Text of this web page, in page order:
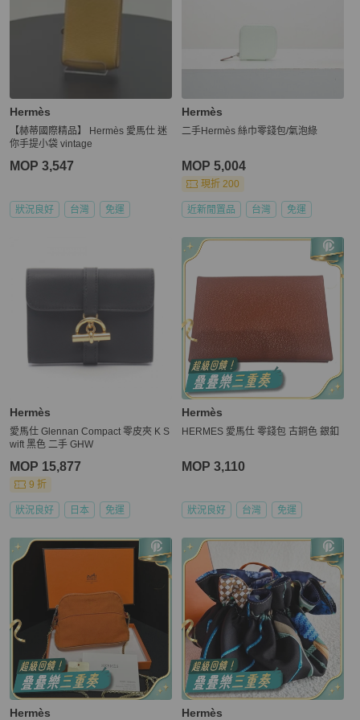
Hermès
【赫蒂國際精品】 Hermès 愛馬仕 迷
你手提小袋 vintage
MOP 3,547
狀況良好 台灣 免運
Hermès
二手Hermès 絲巾零錢包/氣泡綠
MOP 5,004
現折 200
近新閒置品 台灣 免運
Hermès
愛馬仕 Glennan Compact 零皮夾 K S
wift 黑色 二手 GHW
MOP 15,877
9 折
狀況良好 日本 免運
Hermès
HERMES 愛馬仕 零錢包 古銅色 銀釦
MOP 3,110
狀況良好 台灣 免運
Hermès Hermès